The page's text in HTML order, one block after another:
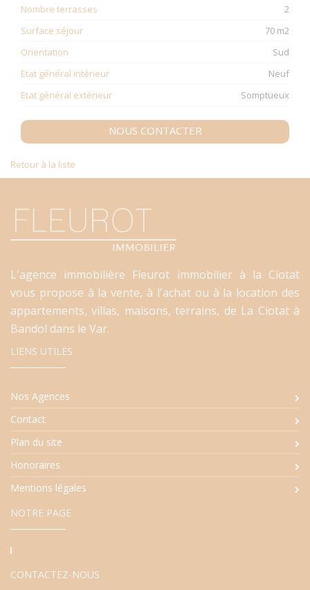
Nombre terrasses
2
Surface séjour
70 m2
Orientation
Sud
Etat général intérieur
Neuf
Etat général extérieur
Somptueux
NOUS CONTACTER
Retour à la liste
L'agence immobilière Fleurot immobilier à la Ciotat
vous propose à la vente, à l'achat ou à la location des
appartements, villas, maisons, terrains, de La Ciotat à
Bandol dans le Var.
LIENS UTILES
Nos Agences
Contact
Plan du site
Honoraires
Mentions légales
NOTRE PAGE
CONTACTEZ-NOUS